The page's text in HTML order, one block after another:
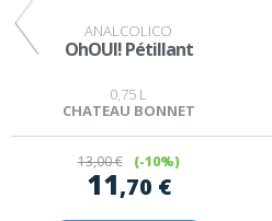
ANALCOLICO
OhOUI! Pétillant
0,75 L
CHATEAU BONNET
13,00 € (-10%)
11,70 €